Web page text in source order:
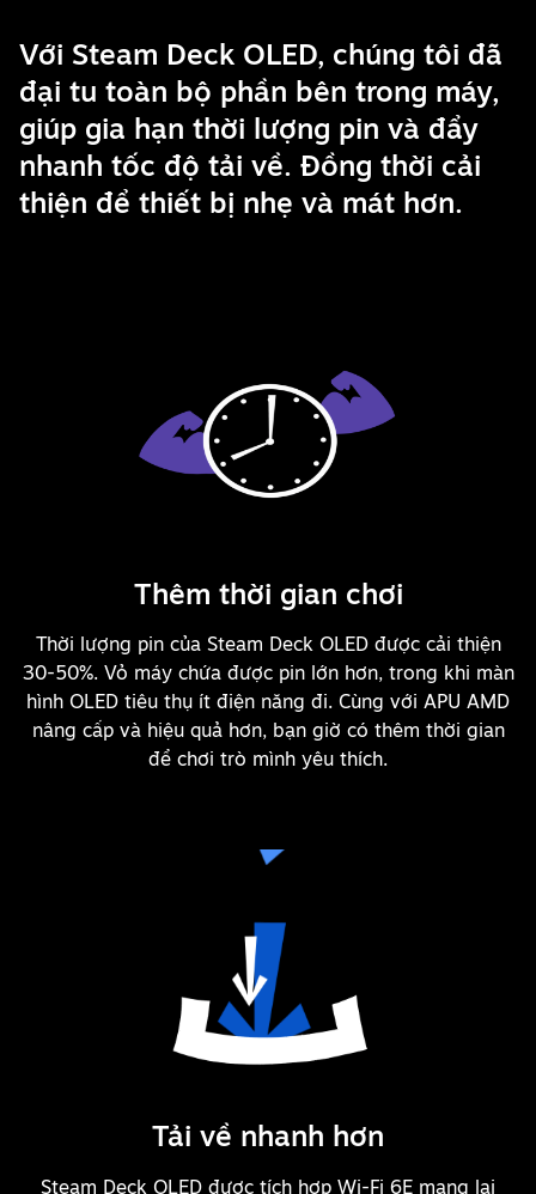
Với Steam Deck OLED, chúng tôi đã
đại tu toàn bộ phần bên trong máy,
giúp gia hạn thời lượng pin và đẩy
nhanh tốc độ tải về. Đồng thời cải
thiện để thiết bị nhẹ và mát hơn.
Thêm thời gian chơi
Thời lượng pin của Steam Deck OLED được cải thiện
30-50%. Vỏ máy chứa được pin lớn hơn, trong khi màn
hình OLED tiêu thụ ít điện năng đi. Cùng với APU AMD
nâng cấp và hiệu quả hơn, bạn giờ có thêm thời gian
để chơi trò mình yêu thích.
Tải về nhanh hơn
Steam Deck OLED được tích hợp Wi-Fi 6E mang lại